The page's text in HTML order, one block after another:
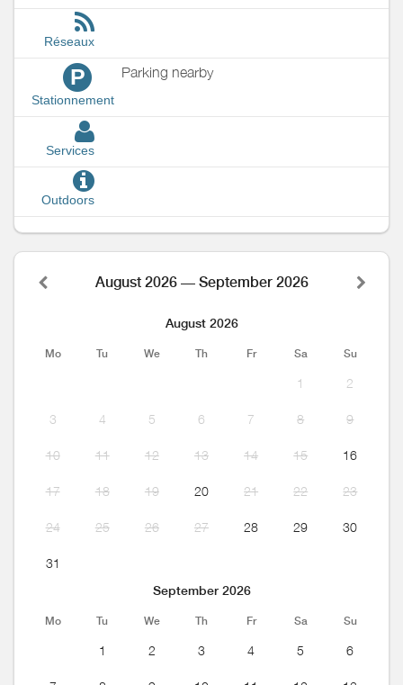
Réseaux
P
Stationnement
Parking nearby
Services
Outdoors
August 2026 — September 2026
August 2026
Mo Tu We Th Fr Sa Su
1 2
3 4 5 6 7 8 9
10 11 12 13 14 15 16
17 18 19 20 21 22 23
24 25 26 27 28 29 30
31
September 2026
Mo Tu We Th Fr Sa Su
1 2 3 4 5 6